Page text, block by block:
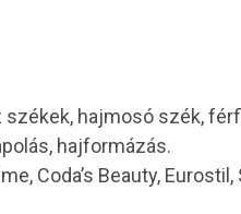
hajmosó szék,
hajformázás.
Coda’s Beauty,